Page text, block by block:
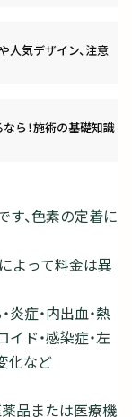
人気デザイン、注意
ら！施術の基礎知識
す、色素の定着に
よって料金は異
炎症・内出血・熱
イド・感染症・左
化など
薬品または医療機